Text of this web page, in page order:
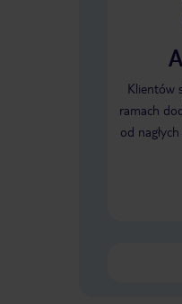
Klientów
ramach
od